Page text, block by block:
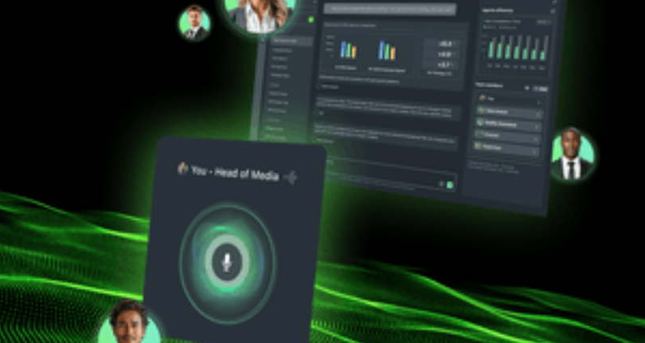
Pubblicitaria Che
7. Letteralmente.
pubblicitarie con agenti AI coordinati, specializzati e autonomi in
ogni fase operativa.
⛶